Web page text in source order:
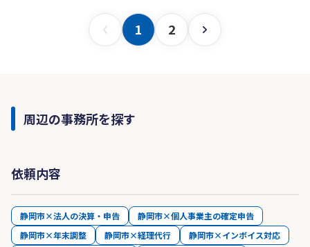
1 2
周辺の事務所を探す
依頼内容
静岡市×法人の決算・申告
静岡市×個人事業主の確定申告
静岡市×年末調整
静岡市×経理代行
静岡市×インボイス対応